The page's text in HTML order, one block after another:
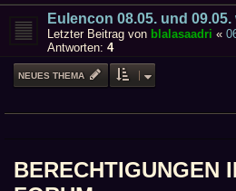
Eulencon 08.05. und
Letzter Beitrag von blalasaadri «
Antworten: 4
NEUES THEMA
BERECHTIGUNGEN